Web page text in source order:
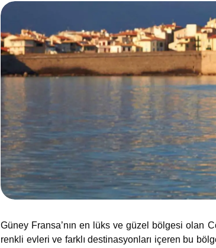
Güney Fransa’nın en lüks ve güzel bölgesi olan
renkli evleri ve farklı destinasyonları içeren bu